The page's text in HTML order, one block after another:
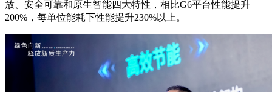
放、安全可靠和原生智能四大特性，相比G6平台性能提升
200%，每单位能耗下性能提升230%以上。